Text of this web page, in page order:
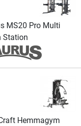
MS20 Pro Multi
Station
Hemmagym